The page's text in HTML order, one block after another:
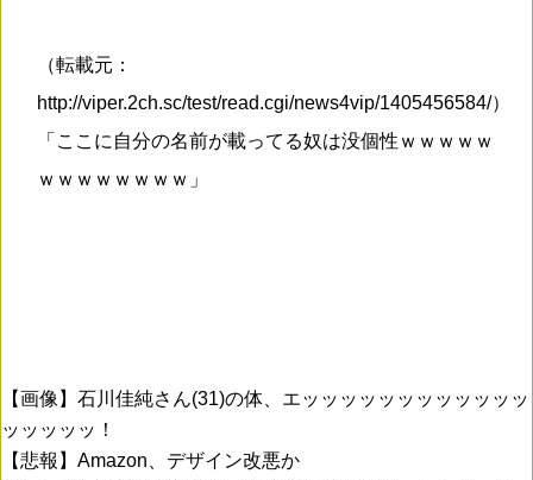
（転載元：
http://viper.2ch.sc/test/read.cgi/news4vip/1405456584/）
「ここに自分の名前が載ってる奴は没個性ｗｗｗｗｗ
ｗｗｗｗｗｗｗｗ」
【画像】石川佳純さん(31)の体、エッッッッッッッッッッッッ
ッッッッッ！
【悲報】Amazon、デザイン改悪か